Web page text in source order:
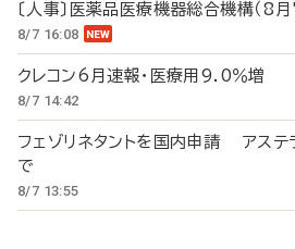
〔人事〕医薬品医療機器総合機構（
8/7 16:08
クレコン6月速報・医療用9.0％増
8/7 14:42
フェゾリネタントを国内申請 アステ
で
8/7 13:55